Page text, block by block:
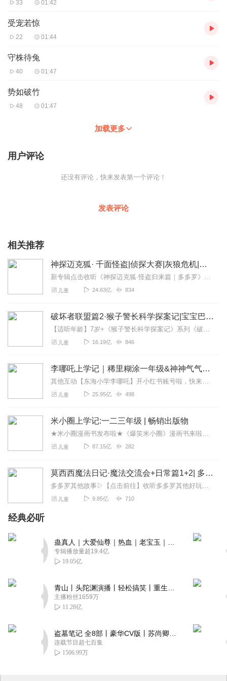
33 01:42
受宠若惊
22 01:44
守株待兔
40 01:47
势如破竹
48 01:47
加载更多
用户评论
还没有评论，快来发表第一个评论！
发表评论
相关推荐
神探迈克狐· 千面怪盗|侦探大赛|灰狼危机|多多罗
新专辑点击收听《神探迈克狐·怪盗归来篇｜多多罗》！！！>>>点击进入主播橱窗购买《神探迈克狐》系列图书吧!<<<多多罗故事【点击前往】收听多多罗其他好玩有趣的故...
儿童 24.63亿 834
破坏者联盟篇2·猴子警长科学探案记|宝宝巴士故事
【适听年龄】7岁+《猴子警长科学探案记》系列《破坏者联盟篇1·猴子警长科学探案记》>>>《破坏者联盟篇2·猴子警长科学探案记》>>>《破坏者联盟篇3·猴子警长科...
儿童 16.19亿 846
李哪吒上学记｜稀里糊涂一年级&神神气气二年级
其他互动【东海小学李哪吒】开小红书账号啦，快来关注和李哪吒成为好朋友！有机会免费领儿童会员、官方周边！【点击加入】东海小学广播站圈子，更多互动！李哪吒全新冒险番...
儿童 25.95亿 498
米小圈上学记:一二三年级 | 畅销出版物
★米小圈漫画书发布啦★《爆笑米小圈》漫画书来啦《米小圈上学记》一二三年级正版广播剧！《米小圈上学记》系列是儿童作家北猫最新创作的儿童小说系列，作品诙谐幽默、好...
儿童 87.15亿 282
莫西西魔法日记·魔法交流会+日常篇1+2| 多多罗
多多罗其他故事▷【点击前往】收听多多罗其他好玩有趣的故事▷【点击加入】多多罗圈子，和粉丝们一起互动吧！关注公众号：多多罗故事欢迎关注微信公众号/小红书：多多罗...
儿童 9.85亿 710
经典必听
专辑播放量超19.4亿
19.05亿
主播粉丝1659万
11.28亿
连载节目超七百集
1506.99万